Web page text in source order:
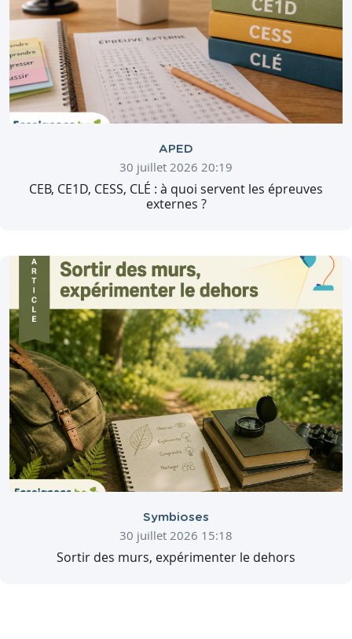
APED
30 juillet 2026 20:19
CEB, CE1D, CESS, CLÉ : à quoi servent les épreuves
externes ?
Symbioses
30 juillet 2026 15:18
Sortir des murs, expérimenter le dehors